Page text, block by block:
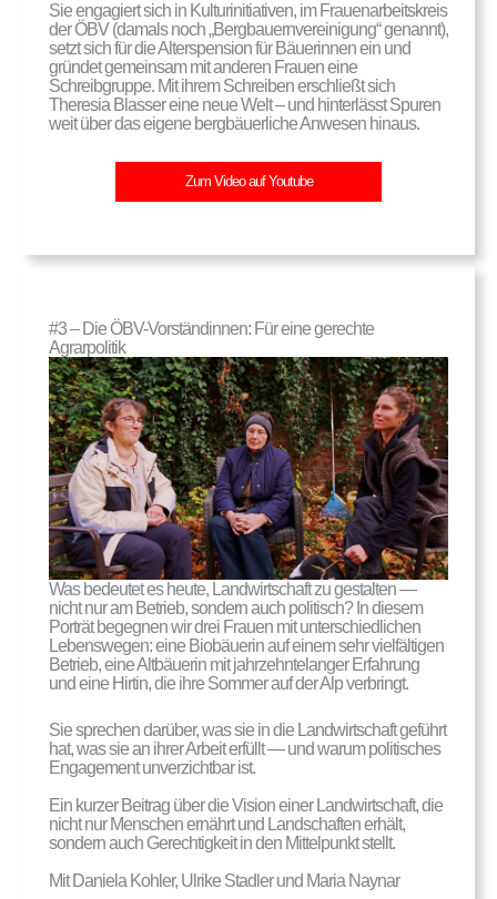
Sie engagiert sich in Kulturinitiativen, im Frauenarbeitskreis
der ÖBV (damals noch „Bergbauernvereinigung“ genannt),
setzt sich für die Alterspension für Bäuerinnen ein und
gründet gemeinsam mit anderen Frauen eine
Schreibgruppe. Mit ihrem Schreiben erschließt sich
Theresia Blasser eine neue Welt – und hinterlässt Spuren
weit über das eigene bergbäuerliche Anwesen hinaus.
Zum Video auf Youtube
#3 – Die ÖBV-Vorständinnen: Für eine gerechte
Agrarpolitik
Was bedeutet es heute, Landwirtschaft zu gestalten —
nicht nur am Betrieb, sondern auch politisch? In diesem
Porträt begegnen wir drei Frauen mit unterschiedlichen
Lebenswegen: eine Biobäuerin auf einem sehr vielfältigen
Betrieb, eine Altbäuerin mit jahrzehntelanger Erfahrung
und eine Hirtin, die ihre Sommer auf der Alp verbringt.
Sie sprechen darüber, was sie in die Landwirtschaft geführt
hat, was sie an ihrer Arbeit erfüllt — und warum politisches
Engagement unverzichtbar ist.
Ein kurzer Beitrag über die Vision einer Landwirtschaft, die
nicht nur Menschen ernährt und Landschaften erhält,
sondern auch Gerechtigkeit in den Mittelpunkt stellt.
Mit Daniela Kohler, Ulrike Stadler und Maria Naynar